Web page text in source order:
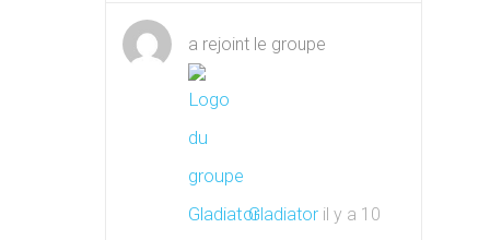
a rejoint le groupe
Gladiator il y a 10